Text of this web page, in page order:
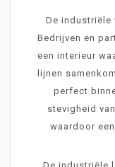
De
Bedrijven en
een interieur
lijnen
perfect
stevigheid
waardoor